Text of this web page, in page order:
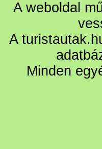
A weboldal
A
Minden